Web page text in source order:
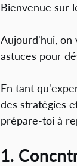
Bienvenue sur
Aujourd'hui, on
astuces pour
En tant
des stratégies
prépare-toi à
1.